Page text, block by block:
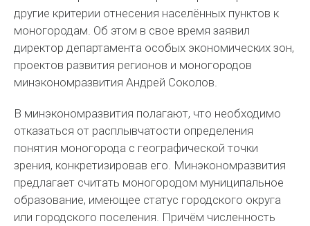
другие критерии отнесения населённых пунктов к
моногородам. Об этом в свое время заявил
директор департамента особых экономических зон,
проектов развития регионов и моногородов
минэкономразвития Андрей Соколов.
В минэкономразвития полагают, что необходимо
отказаться от расплывчатости определения
понятия моногорода с географической точки
зрения, конкретизировав его. Минэкономразвития
предлагает считать моногородом муниципальное
образование, имеющее статус городского округа
или городского поселения. Причём численность